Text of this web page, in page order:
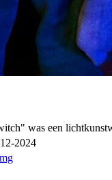
was een
2024